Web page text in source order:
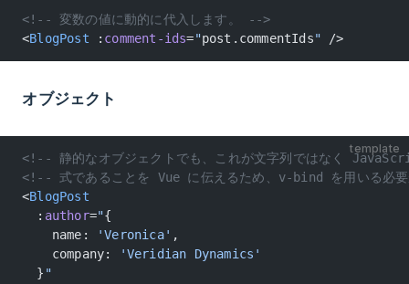
<!-- 変数の値に動的に代入します。 -->
<BlogPost : comment-ids="post.commentIds" />
オブジェクト
template
<!-- 静的なオブジェクトでも、これが文字列ではなく
<!-- 式であることを Vue に伝えるため、v-bind を用いる必
<BlogPost
  :
author="{
    name:
'Veronica' ,
    company:
'Veridian Dynamics'
  }
"